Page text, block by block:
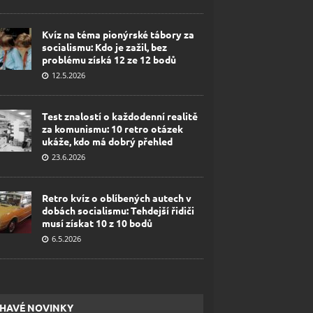
Kvíz na téma pionýrské tábory za
socialismu: Kdo je zažil, bez
problému získá 12 ze 12 bodů
12.5.2026
Test znalostí o každodenní realitě
za komunismu: 10 retro otázek
ukáže, kdo má dobrý přehled
23.6.2026
Retro kvíz o oblíbených autech v
dobách socialismu: Tehdejší řidiči
musí získat 10 z 10 bodů
6.5.2026
NOVINKY